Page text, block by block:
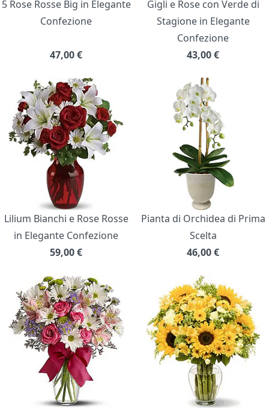
5 Rose Rosse Big in Elegante
Confezione
47,00€
Gigli e Rose con Verde di
Stagione in Elegante
Confezione
43,00€
Lilium Bianchi e Rose Rosse
in Elegante Confezione
59,00€
Pianta di Orchidea di Prima
Scelta
46,00€